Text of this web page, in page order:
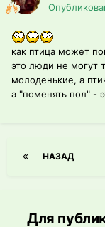
как птица может
это люди не могут
молоденькие, а
а "поменять пол" -
НАЗАД
Для